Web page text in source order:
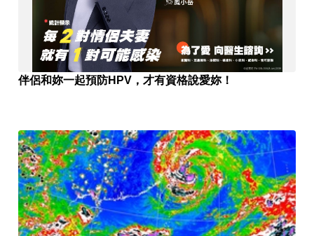
伴侶和妳一起預防HPV，才有資格說愛妳！